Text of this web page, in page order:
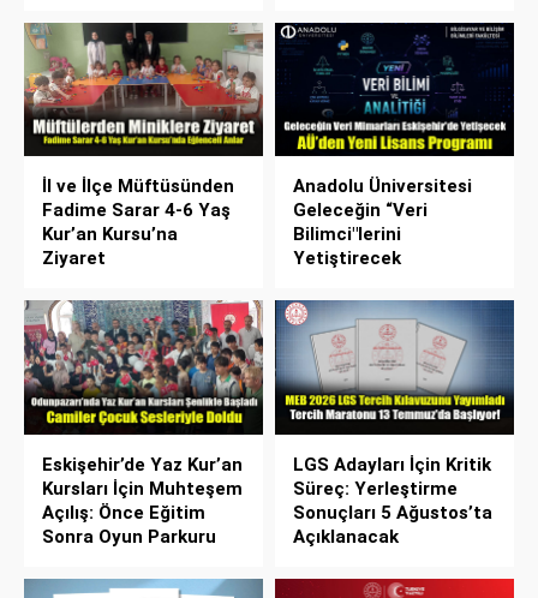
İl ve İlçe Müftüsünden
Fadime Sarar 4-6 Yaş
Kur’an Kursu’na
Ziyaret
Anadolu Üniversitesi
Geleceğin “Veri
Bilimci"lerini
Yetiştirecek
Eskişehir’de Yaz Kur’an
Kursları İçin Muhteşem
Açılış: Önce Eğitim
Sonra Oyun Parkuru
LGS Adayları İçin Kritik
Süreç: Yerleştirme
Sonuçları 5 Ağustos’ta
Açıklanacak